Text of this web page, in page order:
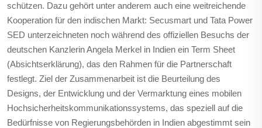
schützen. Dazu gehört unter anderem auch eine weitreichende
Kooperation für den indischen Markt: Secusmart und Tata Power
SED unterzeichneten noch während des offiziellen Besuchs der
deutschen Kanzlerin Angela Merkel in Indien ein Term Sheet
(Absichtserklärung), das den Rahmen für die Partnerschaft
festlegt. Ziel der Zusammenarbeit ist die Beurteilung des
Designs, der Entwicklung und der Vermarktung eines mobilen
Hochsicherheitskommunikationssystems, das speziell auf die
Bedürfnisse von Regierungsbehörden in Indien abgestimmt sein